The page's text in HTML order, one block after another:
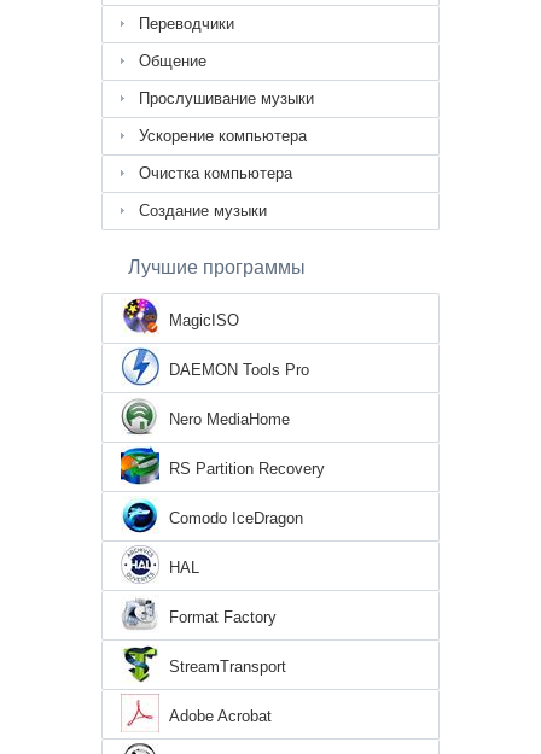
Переводчики
Общение
Прослушивание музыки
Ускорение компьютера
Очистка компьютера
Создание музыки
Лучшие программы
MagicISO
DAEMON Tools Pro
Nero MediaHome
RS Partition Recovery
Comodo IceDragon
HAL
Format Factory
StreamTransport
Adobe Acrobat